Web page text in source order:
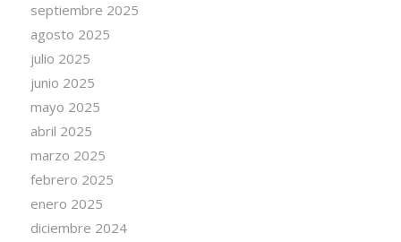
septiembre 2025
agosto 2025
julio 2025
junio 2025
mayo 2025
abril 2025
marzo 2025
febrero 2025
enero 2025
diciembre 2024